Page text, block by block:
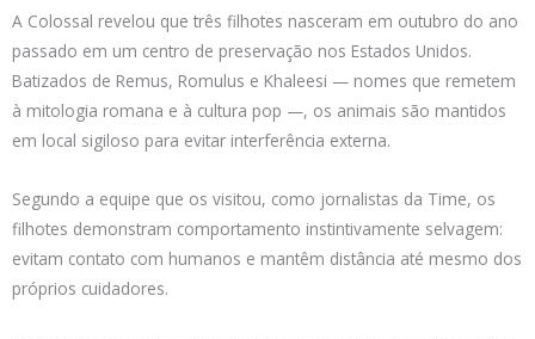
A Colossal revelou que três filhotes nasceram em outubro do ano
passado em um centro de preservação nos Estados Unidos.
Batizados de Remus, Romulus e Khaleesi — nomes que remetem
à mitologia romana e à cultura pop —, os animais são mantidos
em local sigiloso para evitar interferência externa.
Segundo a equipe que os visitou, como jornalistas da Time, os
filhotes demonstram comportamento instintivamente selvagem:
evitam contato com humanos e mantêm distância até mesmo dos
próprios cuidadores.